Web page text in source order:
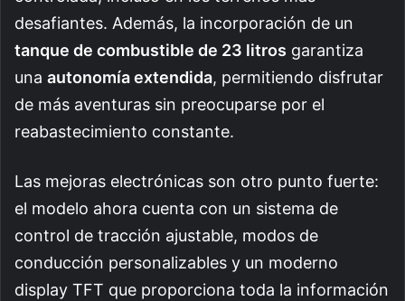
desafiantes. Además, la incorporación de un
tanque de combustible de 23 litros garantiza
una autonomía extendida, permitiendo disfrutar
de más aventuras sin preocuparse por el
reabastecimiento constante.
Las mejoras electrónicas son otro punto fuerte:
el modelo ahora cuenta con un sistema de
control de tracción ajustable, modos de
conducción personalizables y un moderno
display TFT que proporciona toda la información